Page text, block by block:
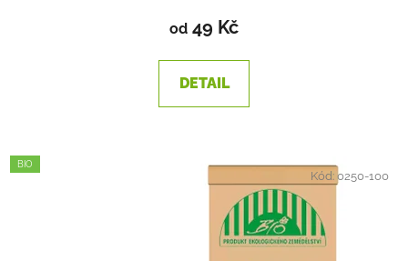
od 49 Kč
DETAIL
BIO
Kód:0250-100